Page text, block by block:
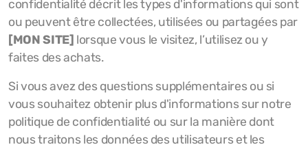
confidentialité décrit les types d'informations qui sont
ou peuvent être collectées, utilisées ou partagées par
[MON SITE] lorsque vous le visitez, l’utilisez ou y
faites des achats.
Si vous avez des questions supplémentaires ou si
vous souhaitez obtenir plus d'informations sur notre
politique de confidentialité ou sur la manière dont
nous traitons les données des utilisateurs et les
La ferme Pierre-Jeanne